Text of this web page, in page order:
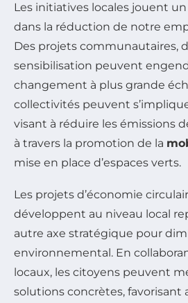
Les initiatives locales jouent
dans la réduction de notre
Des projets communautaires,
sensibilisation peuvent
changement à plus grande
collectivités peuvent
visant à réduire les émissions
à travers la promotion de la
mise en place d’espaces verts.
Les projets d’économie
développent au niveau local
autre axe stratégique pour
environnemental. En
locaux, les citoyens peuvent
solutions concrètes, favorisant